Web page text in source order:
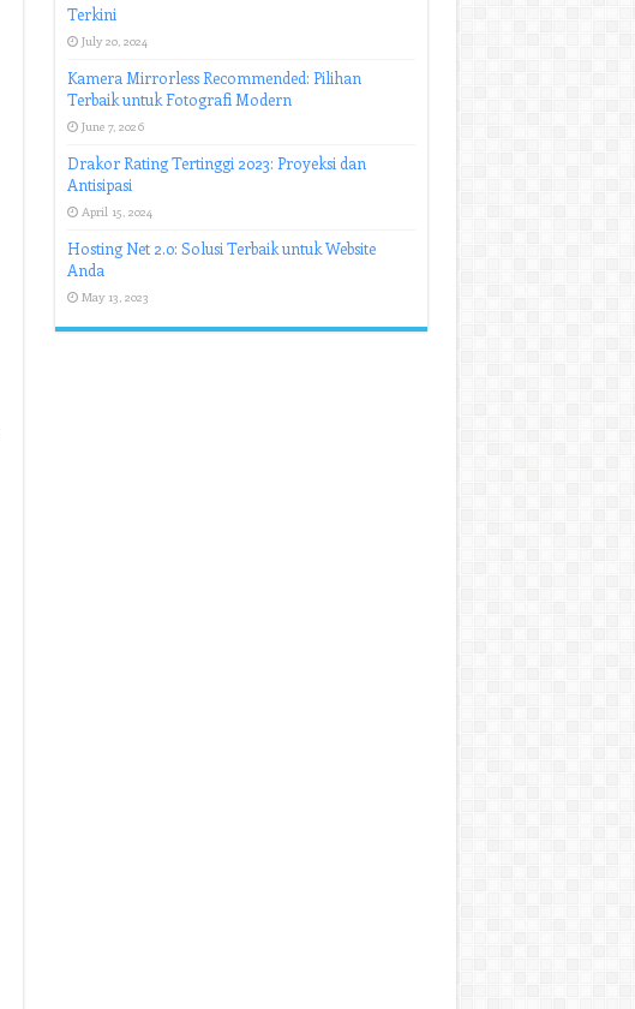
Terkini
July 20, 2024
Kamera Mirrorless Recommended: Pilihan
Terbaik untuk Fotografi Modern
June 7, 2026
Drakor Rating Tertinggi 2023: Proyeksi dan
Antisipasi
April 15, 2024
Hosting Net 2.0: Solusi Terbaik untuk Website
Anda
May 13, 2023